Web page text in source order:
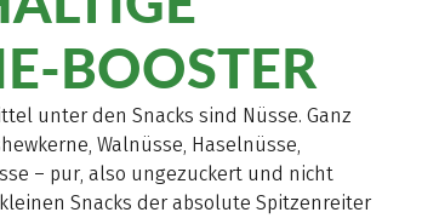
BOOSTER
unter den Snacks sind Nüsse. Ganz
Walnüsse, Haselnüsse,
– pur, also ungezuckert und nicht
Snacks der absolute Spitzenreiter